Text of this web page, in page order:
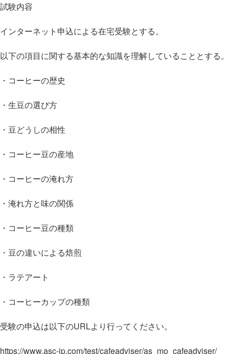
試験内容
インターネット申込による在宅受験とする。
以下の項目に関する基本的な知識を理解していることとする。
・コーヒーの歴史
・生豆の選び方
・豆どうしの相性
・コーヒー豆の産地
・コーヒーの淹れ方
・淹れ方と味の関係
・コーヒー豆の種類
・豆の違いによる焙煎
・ラテアート
・コーヒーカップの種類
受験の申込は以下のURLより行ってください。
https://www.asc-jp.com/test/cafeadviser/as_mo_cafeadviser/